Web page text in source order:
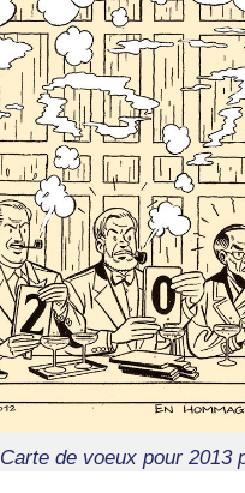
Carte de voeux pour 2013